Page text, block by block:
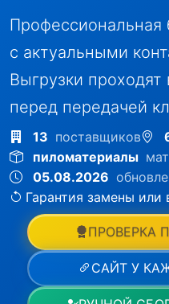
Профессиональная
с актуальными
Выгрузки
перед передачей
13 поставщиков
пиломатериалы
05.08.2026
Гарантия замены или
ПРОВЕРКА
САЙТ У